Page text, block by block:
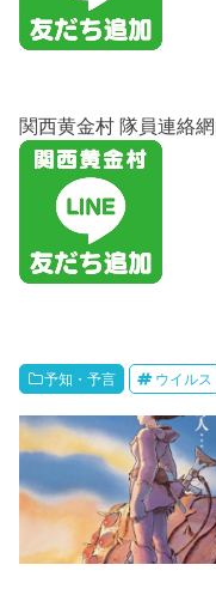
関西黄金村 隊員連絡
予知・予言 ウイルス